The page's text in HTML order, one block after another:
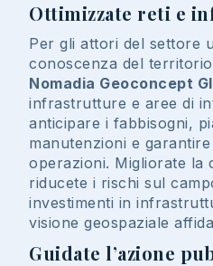
Ottimizzate reti e
Per gli attori del settore
conoscenza del
Nomadia Geoconcept
infrastrutture e aree di
anticipare i fabbisogni,
manutenzioni e
operazioni. Migliorate la
riducete i rischi sul
investimenti in
visione geospaziale
Guidate l’azione